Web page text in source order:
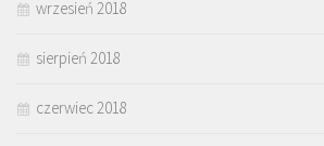
wrzesień 2018
sierpień 2018
czerwiec 2018